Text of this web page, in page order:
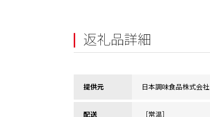
返礼品詳細
提供元 日本調味食品株式会社
配送 ［常温］